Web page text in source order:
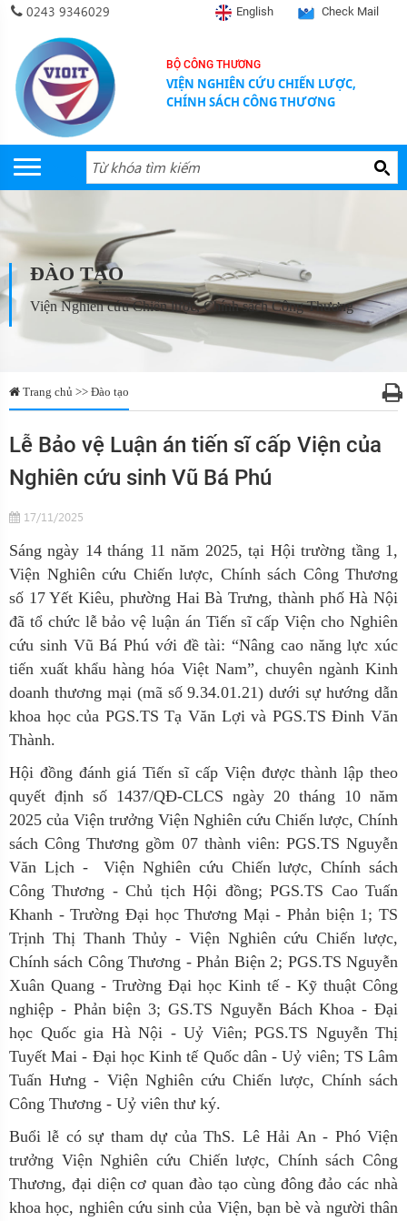
0243 9346029 English Check Mail
BỘ CÔNG THƯƠNG
VIỆN NGHIÊN CỨU CHIẾN LƯỢC,
CHÍNH SÁCH CÔNG THƯƠNG
ĐÀO TẠO
Viện Nghiên cứu Chiến lược, Chính sách Công Thương
Trang chủ >> Đào tạo
Lễ Bảo vệ Luận án tiến sĩ cấp Viện của
Nghiên cứu sinh Vũ Bá Phú
17/11/2025
Sáng ngày 14 tháng 11 năm 2025, tại Hội trường tầng 1,
Viện Nghiên cứu Chiến lược, Chính sách Công Thương
số 17 Yết Kiêu, phường Hai Bà Trưng, thành phố Hà Nội
đã tổ chức lễ bảo vệ luận án Tiến sĩ cấp Viện cho Nghiên
cứu sinh Vũ Bá Phú với đề tài: “Nâng cao năng lực xúc
tiến xuất khẩu hàng hóa Việt Nam”, chuyên ngành Kinh
doanh thương mại (mã số 9.34.01.21) dưới sự hướng dẫn
khoa học của PGS.TS Tạ Văn Lợi và PGS.TS Đinh Văn
Thành.
Hội đồng đánh giá Tiến sĩ cấp Viện được thành lập theo
quyết định số 1437/QĐ-CLCS ngày 20 tháng 10 năm
2025 của Viện trưởng Viện Nghiên cứu Chiến lược, Chính
sách Công Thương gồm 07 thành viên: PGS.TS Nguyễn
Văn Lịch - Viện Nghiên cứu Chiến lược, Chính sách
Công Thương - Chủ tịch Hội đồng; PGS.TS Cao Tuấn
Khanh - Trường Đại học Thương Mại - Phản biện 1; TS
Trịnh Thị Thanh Thủy - Viện Nghiên cứu Chiến lược,
Chính sách Công Thương - Phản Biện 2; PGS.TS Nguyễn
Xuân Quang - Trường Đại học Kinh tế - Kỹ thuật Công
nghiệp - Phản biện 3; GS.TS Nguyễn Bách Khoa - Đại
học Quốc gia Hà Nội - Uỷ Viên; PGS.TS Nguyễn Thị
Tuyết Mai - Đại học Kinh tế Quốc dân - Uỷ viên; TS Lâm
Tuấn Hưng - Viện Nghiên cứu Chiến lược, Chính sách
Công Thương - Uỷ viên thư ký.
Buổi lễ có sự tham dự của ThS. Lê Hải An - Phó Viện
trưởng Viện Nghiên cứu Chiến lược, Chính sách Công
Thương, đại diện cơ quan đào tạo cùng đông đảo các nhà
khoa học, nghiên cứu sinh của Viện, bạn bè và người thân